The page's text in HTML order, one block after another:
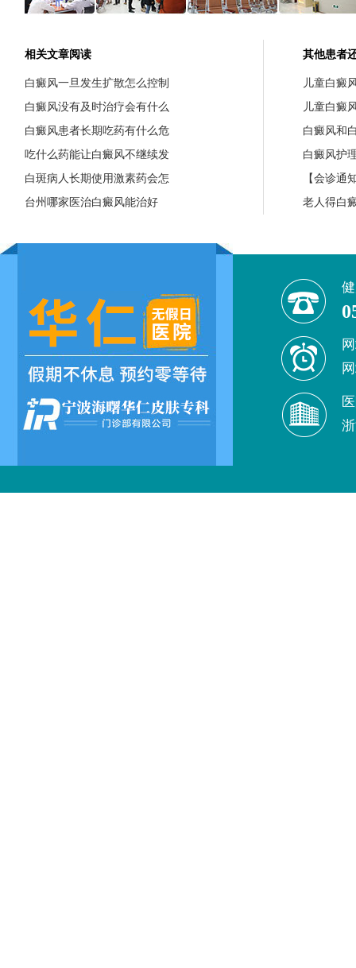
相关文章阅读
白癜风一旦发生扩散怎么控制
白癜风没有及时治疗会有什么
白癜风患者长期吃药有什么危
吃什么药能让白癜风不继续发
白斑病人长期使用激素药会怎
台州哪家医治白癜风能治好
其他患者
儿童白癜
儿童白癜
白癜风和
白癜风护
【会诊通
老人得白